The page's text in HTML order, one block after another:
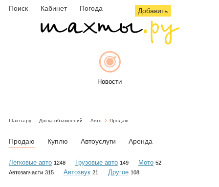
Поиск Кабинет Погода Добавить
Новости
Объявления
Шахты.ру Доска объявлений Авто Продаю
Продаю Куплю Автоуслуги Аренда
Легковые авто 1248 Грузовые авто 149 Мото 52
Автозапчасти 315 Автозвук 21 Другое 108